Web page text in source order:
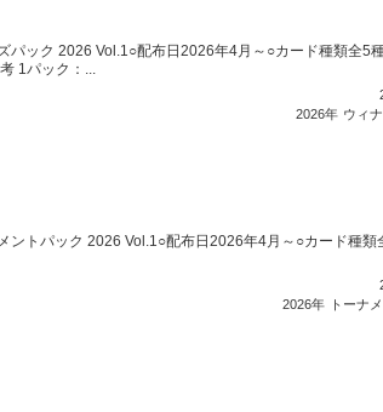
ック 2026 Vol.1○配布日2026年4月～○カード種類全5
1パック：...
2026年 ウィ
トパック 2026 Vol.1○配布日2026年4月～○カード種類
2026年
トーナ